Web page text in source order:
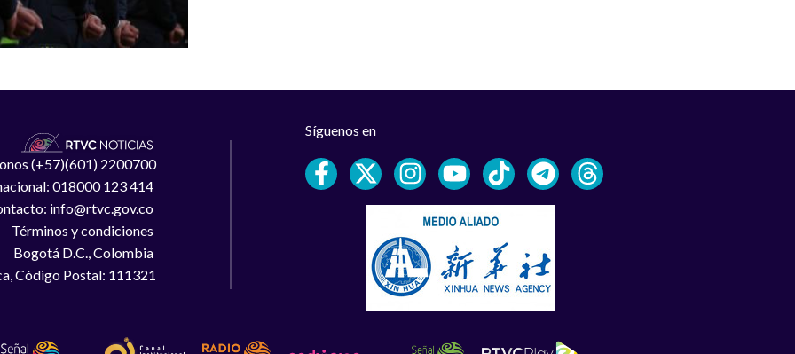
(+57)(601) 2200700
018000 123 414
info@rtvc.gov.co
Términos y condiciones
Bogotá D.C., Colombia
Código Postal: 111321
Síguenos en